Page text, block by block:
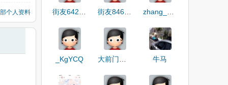
个人资料 街友846911860
_KgYCQ 牛马